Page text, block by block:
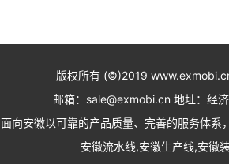
版权所有 (©)2019
邮箱：sale@exmobi.cn 地址：经
面向安徽以可靠的产品质量、完善的服务体系
安徽流水线,安徽生产线,安徽